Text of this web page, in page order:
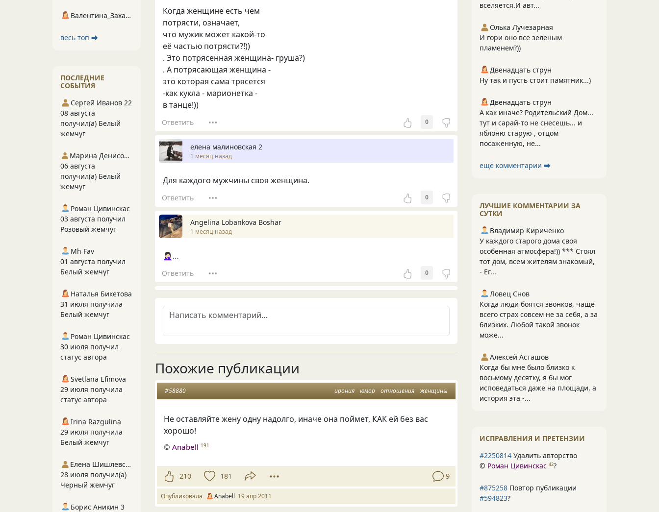
Когда женщине есть чем
потрясти, означает,
что мужик может какой-то
её частью потрясти?!))
. Это потрясенная женщина- груша?)
. А потрясающая женщина -
это которая сама трясется
-как кукла - марионетка -
в танце!))
Ответить 0
елена малиновская 2
1 месяц назад
Для каждого мужчины своя женщина.
Ответить 0
Angelina Lobankova Boshar
1 месяц назад
🤦🏻‍♀️…
Ответить 0
Похожие публикации
ирония юмор отношения женщины
#58880
Не оставляйте жену одну надолго, иначе она поймет, КАК ей без вас
хорошо!
©Anabell 191
210 181 9
Опубликовала Anabell 19 апр 2011
вселяется.И авт...
Олька Лучезарная
И гори оно всё зелёным
пламенем?))
Двенадцать струн
Ну так и пусть стоит памятник...)
Двенадцать струн
А как иначе? Родительский Дом...
тут и сарай-то не снесешь... и
яблоню старую , отцом
посаженную, не...
ещё комментарии ⮕
ЛУЧШИЕ КОММЕНТАРИИ ЗА
СУТКИ
Владимир Кириченко
У каждого старого дома своя
особенная атмосфера!)) *** Стоял
тот дом, всем жителям знакомый,
- Ег...
Ловец Снов
Когда люди боятся звонков, чаще
всего страх совсем не за себя, а за
близких. Любой такой звонок
може...
Алексей Асташов
Когда бы мне было близко к
восьмому десятку, я бы мог
исповедаться даже на площади, а
история эта -...
ИСПРАВЛЕНИЯ И ПРЕТЕНЗИИ
#2250814 Удалить авторство
© Роман Цивинскас 42?
#875258 Повтор публикации
#594823?
Валентина_Захарова
весь топ ⮕
ПОСЛЕДНИЕ
СОБЫТИЯ
Сергей Иванов 22
08 августа
получил(а) Белый
жемчуг
Марина Денисова 5
06 августа
получил(а) Белый
жемчуг
Роман Цивинскас
03 августа получил
Розовый жемчуг
Mh Fav
01 августа получил
Белый жемчуг
Наталья Бикетова
31 июля получила
Белый жемчуг
Роман Цивинскас
30 июля получил
статус автора
Svetlana Efimova
29 июля получила
статус автора
Irina Razgulina
29 июля получила
Белый жемчуг
Елена Шишлевская
28 июля получил(а)
Черный жемчуг
Борис Аникин 3